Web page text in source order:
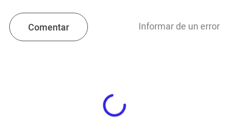
Comentar Informar de un error